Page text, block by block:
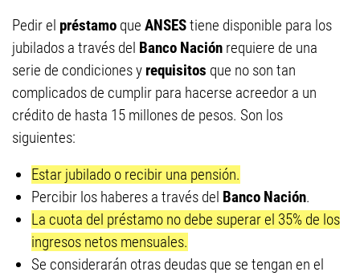
Pedir el préstamo que ANSEStiene disponible para los
jubilados a través del Banco Nación requiere de una
serie de condiciones y requisitos que no son tan
complicados de cumplir para hacerse acreedor a un
crédito de hasta 15 millones de pesos. Son los
siguientes:
Estar jubilado o recibir una pensión.
Percibir los haberes a través del Banco Nación.
La cuota del préstamo no debe superar el 35% de los
ingresos netos mensuales.
Se considerarán otras deudas que se tengan en el